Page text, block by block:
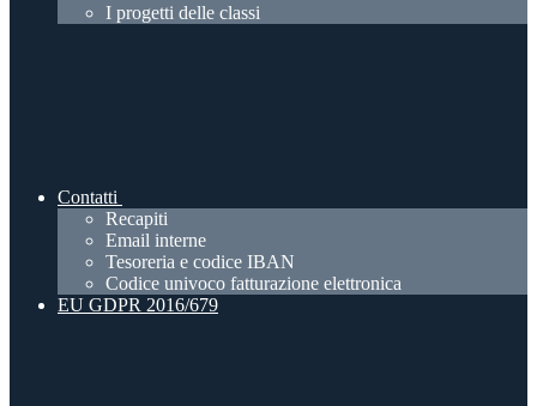
I progetti delle classi
Contatti
Recapiti
Email interne
Tesoreria e codice IBAN
Codice univoco fatturazione elettronica
EU GDPR 2016/679